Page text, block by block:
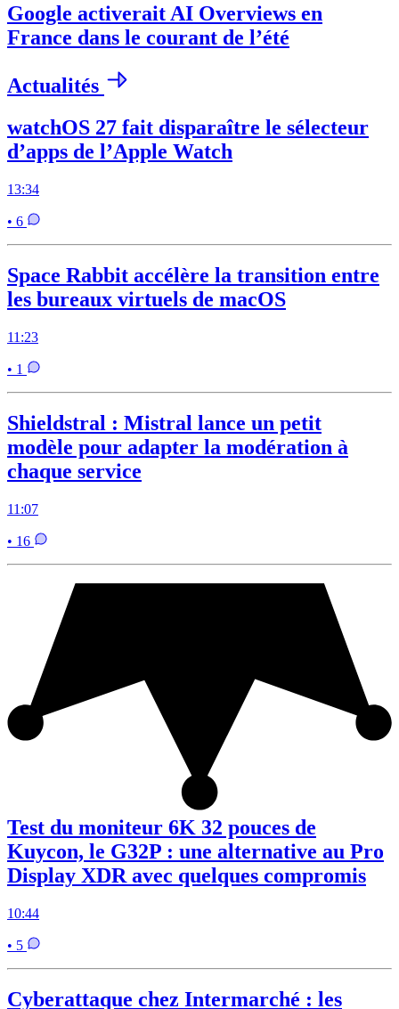
Google activerait AI Overviews en
France dans le courant de l’été
Actualités
watchOS 27 fait disparaître le sélecteur
d’apps de l’Apple Watch
13:34
• 6
Space Rabbit accélère la transition entre
les bureaux virtuels de macOS
11:23
• 1
Shieldstral : Mistral lance un petit
modèle pour adapter la modération à
chaque service
11:07
• 16
Test du moniteur 6K 32 pouces de
Kuycon, le G32P : une alternative au Pro
Display XDR avec quelques compromis
10:44
• 5
Cyberattaque chez Intermarché : les